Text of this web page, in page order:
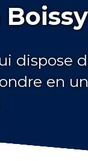
dispose
en